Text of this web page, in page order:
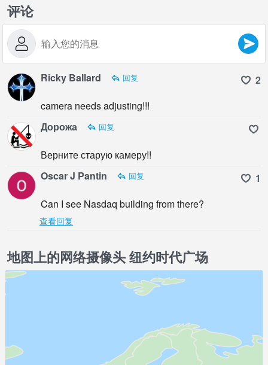
评论
Ricky Ballard 回复
2
camera needs adjusting!!!
Дорожа
回复
Верните старую камеру!!
Oscar J Pantin
回复
1
Can I see Nasdaq building from there?
查看回复
地图上的网络摄像头 纽约时代广场